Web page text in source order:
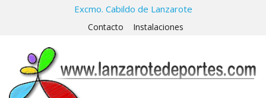
Excmo. Cabildo de Lanzarote
Contacto Instalaciones